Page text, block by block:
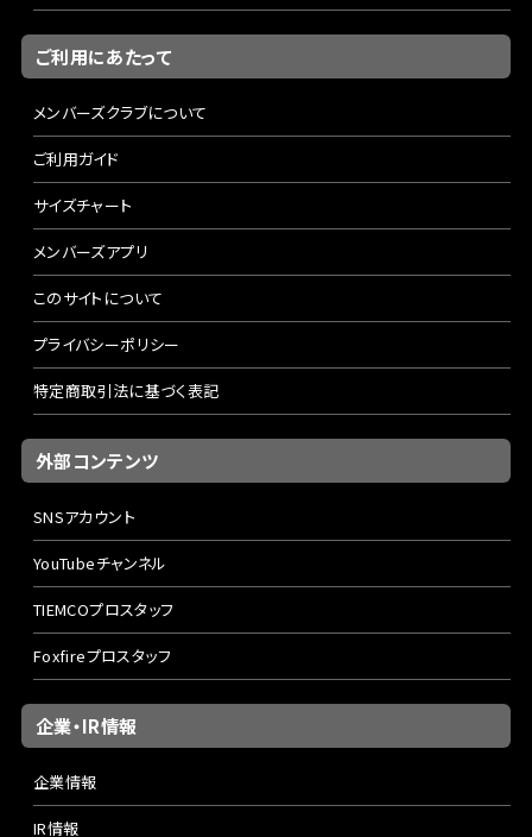
ご利用にあたって
メンバーズクラブについて
ご利用ガイド
サイズチャート
メンバーズアプリ
このサイトについて
プライバシーポリシー
特定商取引法に基づく表記
外部コンテンツ
SNSアカウント
YouTubeチャンネル
TIEMCOプロスタッフ
Foxfireプロスタッフ
企業・IR情報
企業情報
IR情報